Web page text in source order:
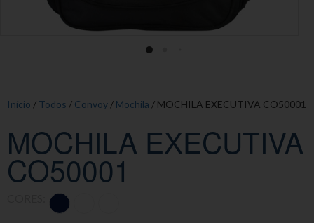
Início / Todos / Convoy / Mochila / MOCHILA EXECUTIVA CO50001
MOCHILA EXECUTIVA
CO50001